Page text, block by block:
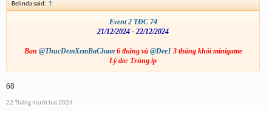
Belinda said: ↑
Event 2 TĐC 74
21/12/2024 - 22/12/2024
Ban @ThucDemXemBaCham6 tháng và @Dee1 3 tháng khỏi minigame
Lý do: Trùng ip
68
22 Tháng mười hai 2024